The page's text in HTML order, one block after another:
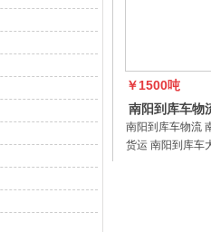
￥1500吨
南阳到库车物
库车运输
南阳到库车物流
货运 南阳到库车